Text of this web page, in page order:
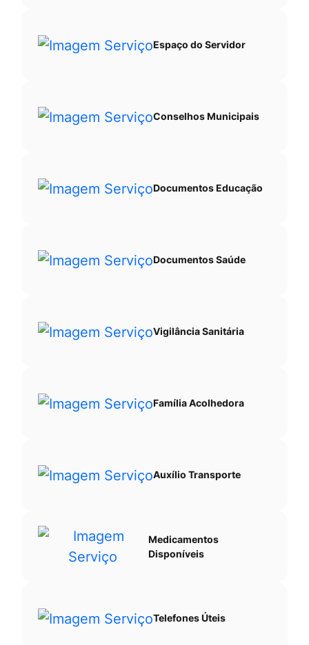
Espaço do Servidor
Conselhos Municipais
Documentos Educação
Documentos Saúde
Vigilância Sanitária
Família Acolhedora
Auxílio Transporte
Medicamentos
Disponíveis
Telefones Úteis